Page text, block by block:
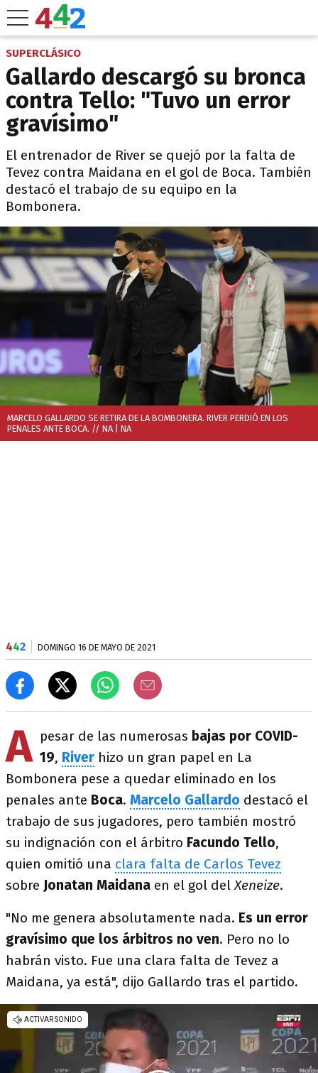
SUPERCLÁSICO
Gallardo descargó su bronca
contra Tello: "Tuvo un error
gravísimo"
El entrenador de River se quejó por la falta de
Tevez contra Maidana en el gol de Boca. También
destacó el trabajo de su equipo en la
Bombonera.
MARCELO GALLARDO SE RETIRA DE LA BOMBONERA. RIVER PERDIÓ EN LOS
PENALES ANTE BOCA. // NA | NA
442 DOMINGO 16 DE MAYO DE 2021
A pesar de las numerosas bajas por COVID-
19, River hizo un gran papel en La
Bombonera pese a quedar eliminado en los
penales ante Boca. Marcelo Gallardo destacó el
trabajo de sus jugadores, pero también mostró
su indignación con el árbitro Facundo Tello,
quien omitió una clara falta de Carlos Tevez
sobre Jonatan Maidana en el gol delXeneize.
"No me genera absolutamente nada. Es un error
gravísimo que los árbitros no ven. Pero no lo
habrán visto. Fue una clara falta de Tevez a
Maidana, ya está", dijo Gallardo tras el partido.